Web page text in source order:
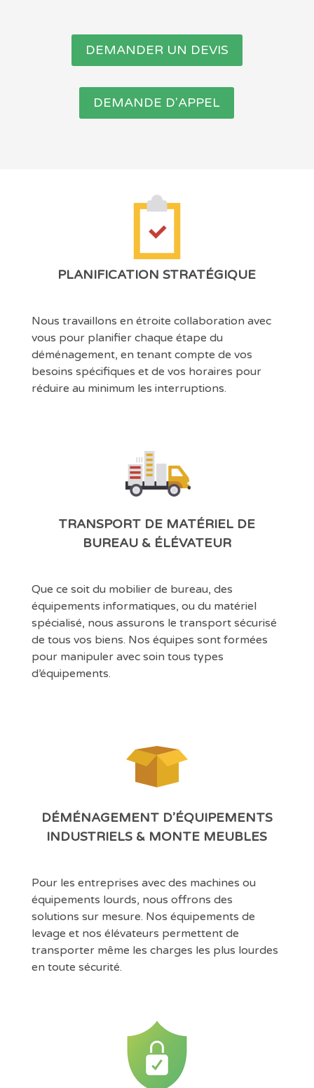
DEMANDER UN DEVIS
DEMANDE D'APPEL
PLANIFICATION STRATÉGIQUE
Nous travaillons en étroite collaboration avec
vous pour planifier chaque étape du
déménagement, en tenant compte de vos
besoins spécifiques et de vos horaires pour
réduire au minimum les interruptions.
TRANSPORT DE MATÉRIEL DE
BUREAU & ÉLÉVATEUR
Que ce soit du mobilier de bureau, des
équipements informatiques, ou du matériel
spécialisé, nous assurons le transport sécurisé
de tous vos biens. Nos équipes sont formées
pour manipuler avec soin tous types
d’équipements.
DÉMÉNAGEMENT D’ÉQUIPEMENTS
INDUSTRIELS & MONTE MEUBLES
Pour les entreprises avec des machines ou
équipements lourds, nous offrons des
solutions sur mesure. Nos équipements de
levage et nos élévateurs permettent de
transporter même les charges les plus lourdes
en toute sécurité.